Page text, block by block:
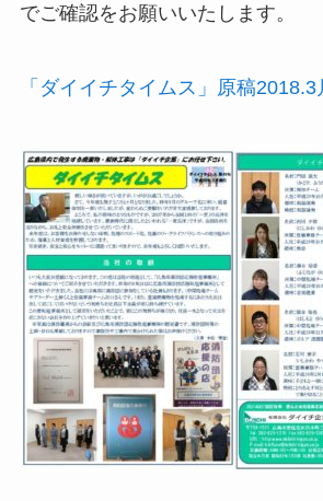
でご確認をお願いいたします。
「ダイイチタイムス」原稿2018.3